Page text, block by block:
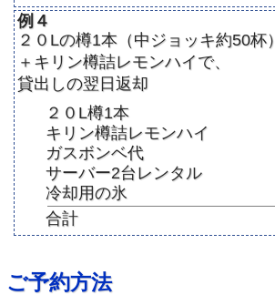
例４
２０Lの樽1本（中ジョッキ約50杯）
＋キリン樽詰レモンハイで、
貸出しの翌日返却
２０L樽1本
キリン樽詰レモンハイ
ガスボンベ代
サーバー2台レンタル
冷却用の氷
合計
ご予約方法